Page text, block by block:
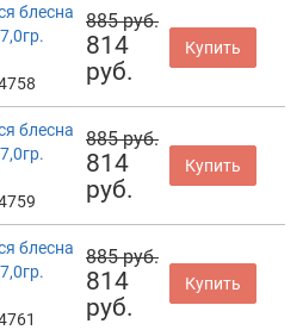
блесна
885 руб.
814
руб.
Купить
блесна
885 руб.
814
руб.
Купить
блесна
885 руб.
814
руб.
Купить